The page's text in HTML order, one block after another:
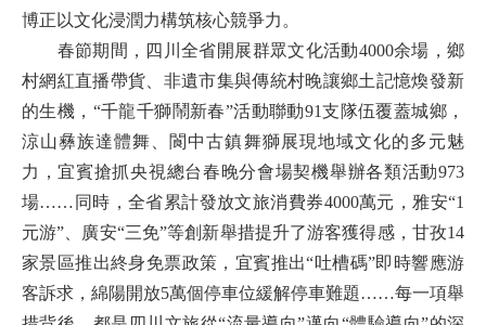
博正以文化浸潤力構筑核心競爭力。
春節期間，四川全省開展群眾文化活動4000余場，鄉
村網紅直播帶貨、非遺市集與傳統村晚讓鄉土記憶煥發新
的生機，“千龍千獅鬧新春”活動聯動91支隊伍覆蓋城鄉，
涼山彝族達體舞、閬中古鎮舞獅展現地域文化的多元魅
力，宜賓搶抓央視總台春晚分會場契機舉辦各類活動973
場……同時，全省累計發放文旅消費券4000萬元，雅安“1
元游”、廣安“三免”等創新舉措提升了游客獲得感，甘孜14
家景區推出終身免票政策，宜賓推出“吐槽碼”即時響應游
客訴求，綿陽開放5萬個停車位緩解停車難題……每一項舉